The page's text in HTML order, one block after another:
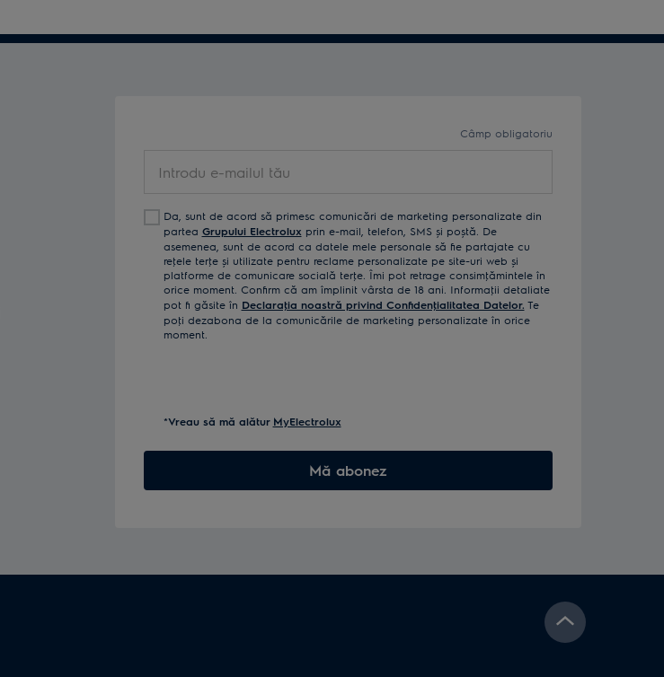
Câmp obligatoriu
Da, sunt de acord să primesc comunicări de marketing personalizate din
partea Grupului Electrolux prin e-mail, telefon, SMS și poștă. De
asemenea, sunt de acord ca datele mele personale să fie partajate cu
reţele terţe și utilizate pentru reclame personalizate pe site-uri web și
platforme de comunicare socială terţe. Îmi pot retrage consimţămintele în
orice moment. Confirm că am împlinit vârsta de 18 ani. Informaţii detaliate
pot fi găsite în Declaraţia noastră privind Confidenţialitatea Datelor. Te
poţi dezabona de la comunicările de marketing personalizate în orice
moment.
*Vreau să mă alătur MyElectrolux
Mă abonez